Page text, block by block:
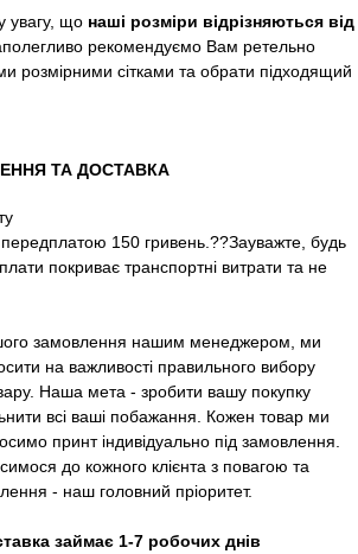
увагу, що наші розміри відрізняються від
рекомендуємо Вам ретельно
розмірними сітками та обрати підходящий
ТА ДОСТАВКА
передплатою 150 гривень.??Зауважте, будь
покриває транспортні витрати та не
замовлення нашим менеджером, ми
на важливості правильного вибору
Наша мета - зробити вашу покупку
всі ваші побажання. Кожен товар ми
принт індивідуально під замовлення.
до кожного клієнта з повагою та
- наш головний пріоритет.
займає 1-7 робочих днів